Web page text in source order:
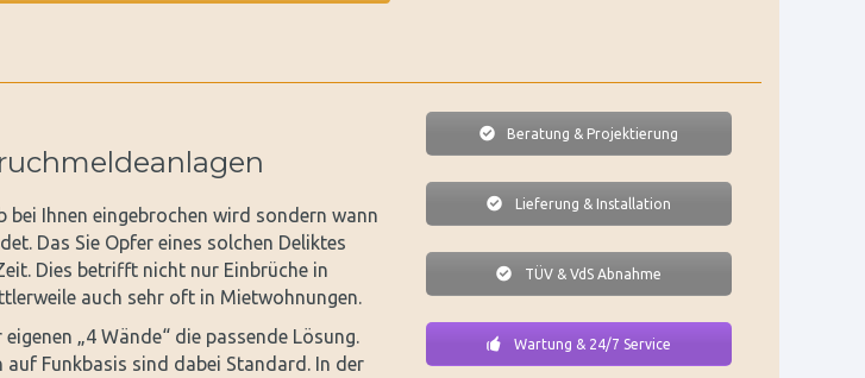
bei Ihnen eingebrochen wird sondern wann
Das Sie Opfer eines solchen Deliktes
Dies betrifft nicht nur Einbrüche in
auch sehr oft in Mietwohnungen.
„4 Wände“ die passende Lösung.
auf Funkbasis sind dabei Standard. In der
Beratung & Projektierung
Lieferung & Installation
TÜV & VdS Abnahme
Wartung & 24/7 Service